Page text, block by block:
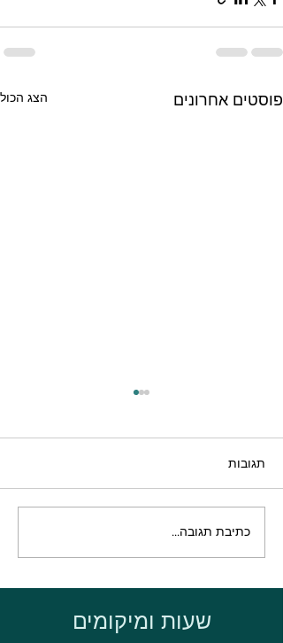
פוסטים אחרונים הצג הכול
קיץ, ים, בריכה... ומה קורה
שם למטה? איך לשמור על
החמה.
תגובות
כתיבת תגובה...
שעות ומיקומים